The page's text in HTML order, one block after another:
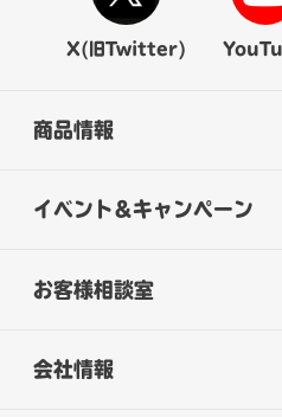
X(旧Twitter)
商品情報
イベント&キャンペーン
お客様相談室
会社情報